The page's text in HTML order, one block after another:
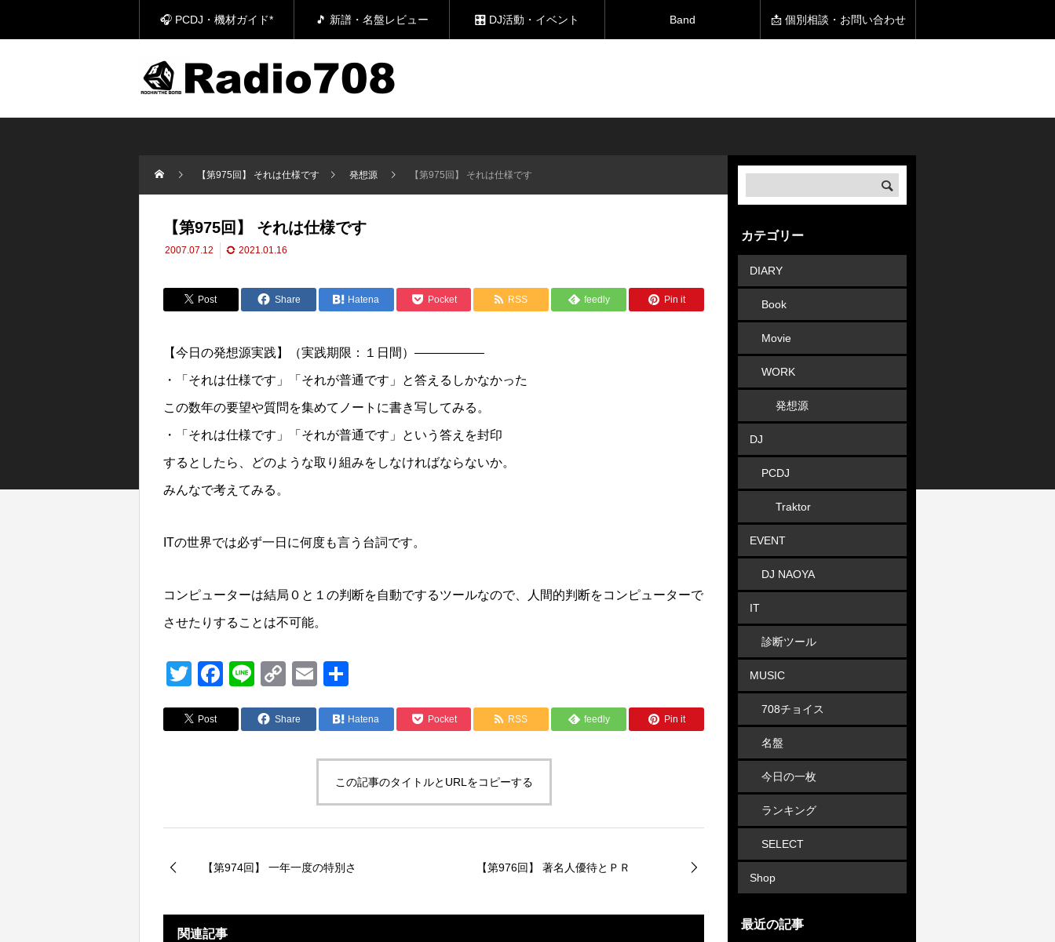
🎧 PCDJ・機材ガイド* 🎵 新譜・名盤レビュー 🎛 DJ活動・イベント Band 📩 個別相談・お問い合わせ
【第975回】 それは仕様です 発想源 【第975回】 それは仕様です
【第975回】 それは仕様です
2007.07.12 2021.01.16
Post Share Hatena Pocket RSS feedly Pin it
【今日の発想源実践】（実践期限：１日間）—————–
・「それは仕様です」「それが普通です」と答えるしかなかった
この数年の要望や質問を集めてノートに書き写してみる。
・「それは仕様です」「それが普通です」という答えを封印
するとしたら、どのような取り組みをしなければならないか。
みんなで考えてみる。
ITの世界では必ず一日に何度も言う台詞です。
コンピューターは結局０と１の判断を自動でするツールなので、人間的判断をコンピューターで
させたりすることは不可能。
T
tt
F
c
o
Li
e
C
p
k
E
ail
Post Share Hatena Pocket RSS feedly Pin it
この記事のタイトルとURLをコピーする
【第974回】 一年一度の特別さ 【第976回】 著名人優待とＰＲ
関連記事
カテゴリー
DIARY
Book
Movie
WORK
発想源
DJ
PCDJ
Traktor
EVENT
DJ NAOYA
IT
診断ツール
MUSIC
708チョイス
名盤
今日の一枚
ランキング
SELECT
Shop
最近の記事